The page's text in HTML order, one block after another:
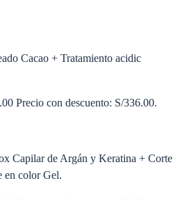
Cacao + Tratamiento acidic
Precio con descuento: S/336.00.
Capilar de Argán y Keratina + Corte
en color Gel.